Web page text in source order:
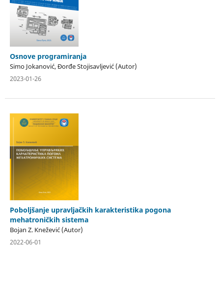
Osnove programiranja
Simo Jokanović, Đorđe Stojisavljević (Autor)
2023-01-26
Poboljšanje upravljačkih karakteristika pogona
mehatroničkih sistema
Bojan Z. Knežević (Autor)
2022-06-01